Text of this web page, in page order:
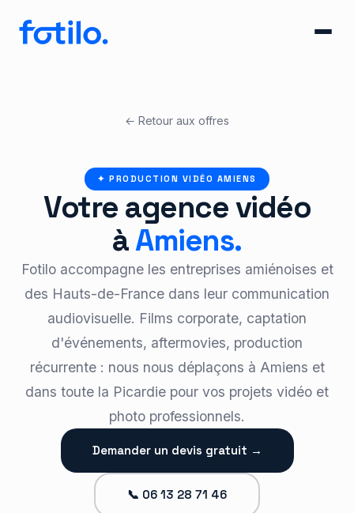
← Retour aux offres
✦ PRODUCTION VIDÉO AMIENS
Votre agence vidéo
àAmiens.
Fotilo accompagne les entreprises amiénoises et
des Hauts-de-France dans leur communication
audiovisuelle. Films corporate, captation
d'événements, aftermovies, production
récurrente : nous nous déplaçons à Amiens et
dans toute la Picardie pour vos projets vidéo et
photo professionnels.
Demander un devis gratuit →
📞 06 13 28 71 46